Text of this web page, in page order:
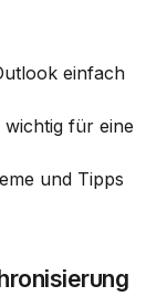
einfach
wichtig für eine
und Tipps